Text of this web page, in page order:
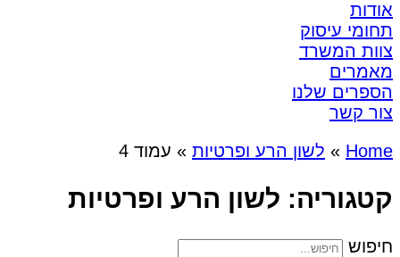
אודות
תחומי עיסוק
צוות המשרד
מאמרים
הספרים שלנו
צור קשר
Home
» לשון הרע ופרטיות » עמוד 4
קטגוריה: לשון הרע ופרטיות
חיפוש